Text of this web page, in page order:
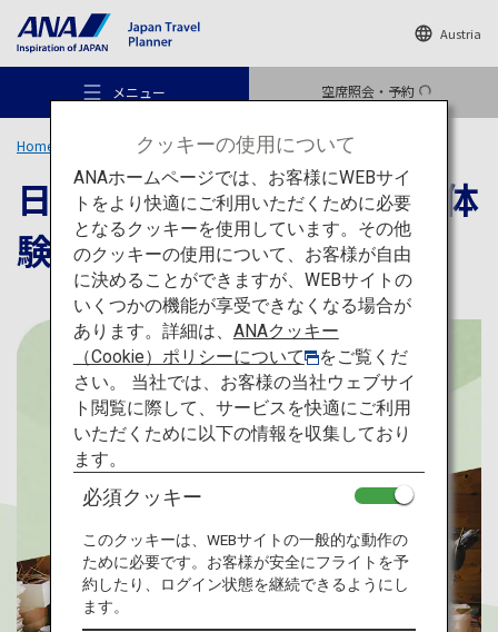
Austria
メニュー 空席照会・予約
おすすめの旅
旅のアイデア
行き先
旅のお役立ち情報
ANA サービス
Home 旅のアイデア 特集 日本の春を慈しむ伝統工芸体験
日本の春を慈しむ伝統工芸体
験
クッキーの使用について
ANAホームページでは、お客様にWEBサイ
トをより快適にご利用いただくために必要
となるクッキーを使用しています。その他
のクッキーの使用について、お客様が自由
に決めることができますが、WEBサイトの
いくつかの機能が享受できなくなる場合が
あります。詳細は、 ANAクッキー
（Cookie）ポリシーについて
をご覧くだ
さい。 当社では、お客様の当社ウェブサイ
ト閲覧に際して、サービスを快適にご利用
いただくために以下の情報を収集しており
ます。
必須クッキー
このクッキーは、WEBサイトの一般的な動作の
ために必要です。お客様が安全にフライトを予
約したり、ログイン状態を継続できるようにし
ます。